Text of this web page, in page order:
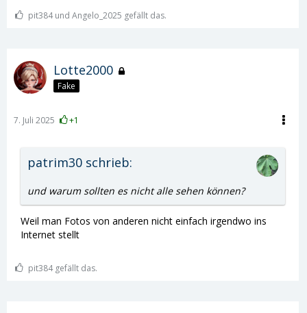
pit384 und Angelo_2025 gefällt das.
Lotte2000
Fake
7. Juli 2025 +1
patrim30 schrieb:
und warum sollten es nicht alle sehen können?
Weil man Fotos von anderen nicht einfach irgendwo ins
Internet stellt
pit384 gefällt das.